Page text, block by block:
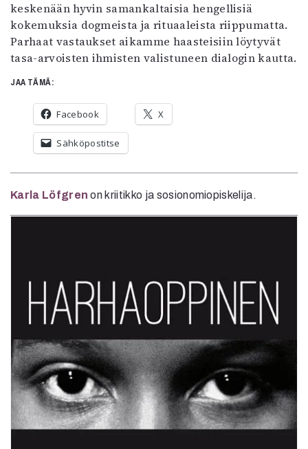
keskenään hyvin samankaltaisia hengellisiä
kokemuksia dogmeista ja rituaaleista riippumatta.
Parhaat vastaukset aikamme haasteisiin löytyvät
tasa-arvoisten ihmisten valistuneen dialogin kautta.
JAA TÄMÄ:
Facebook X
Sähköpostitse
Karla Löfgren on kriitikko ja sosionomiopiskelija.